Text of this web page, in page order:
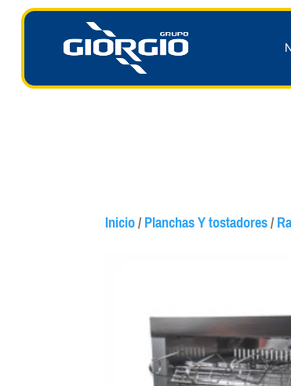
Inicio/Planchas Y tostadores/